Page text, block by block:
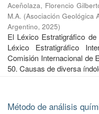
Aceñolaza, Florencio
M.A. (Asociación Geológica
Argentino, 2025)
El Léxico Estratigráfico
Léxico Estratigráfico
Comisión Internacional de
50. Causas de diversa
Método de análisis